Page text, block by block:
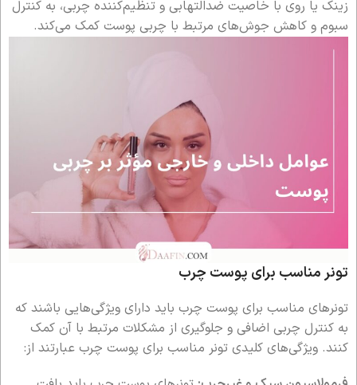
زینک یا روی با خاصیت ضدالتهابی و تنظیم‌کننده چربی، به کنترل
سبوم و کاهش جوش‌های مرتبط با چربی پوست کمک می‌کند.
تونر مناسب برای پوست چرب
تونرهای مناسب برای پوست چرب باید دارای ویژگی‌هایی باشند که
به کنترل چربی اضافی و جلوگیری از مشکلات مرتبط با آن کمک
کنند. ویژگی‌های کلیدی تونر مناسب برای پوست چرب عبارتند از: